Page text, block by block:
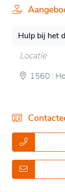
Hulp bij het
Locatie
1560 :